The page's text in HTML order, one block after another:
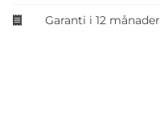
Garanti i 12 månader